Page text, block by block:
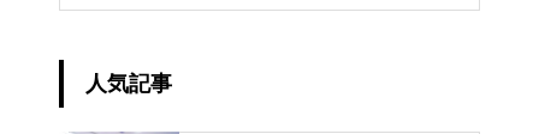
人気記事